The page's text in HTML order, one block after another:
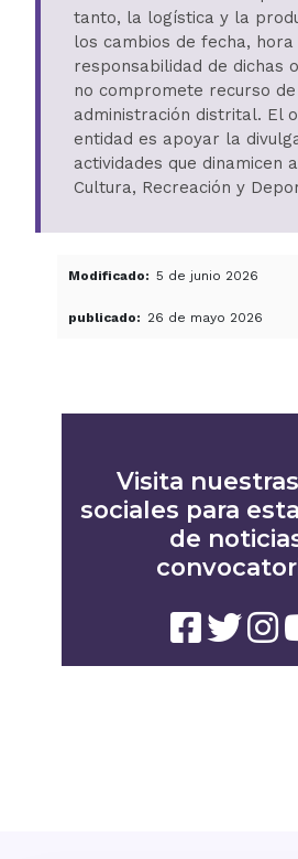
tanto, la logística y la
los cambios de fecha,
responsabilidad de dichas
no compromete recurso
administración distrital. El
entidad es apoyar la
actividades que dinamicen
Cultura, Recreación y
Modificado 5 de junio 2026
publicado 26 de mayo 2026
Visita
sociales para
de